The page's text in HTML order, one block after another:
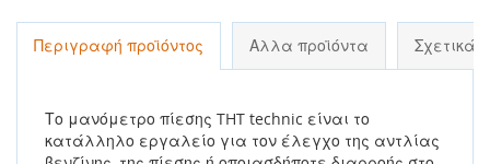
Περιγραφή προϊόντος Αλλα προϊόντα Σχετικά
Το μανόμετρο πίεσης THT technic είναι το
κατάλληλο εργαλείο για τον έλεγχο της αντλίας